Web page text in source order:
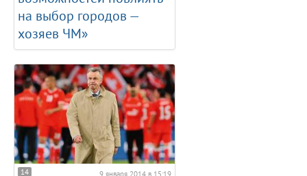
на выбор городов —
хозяев ЧМ»
14 9 января 2014 в 15:19